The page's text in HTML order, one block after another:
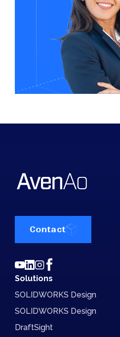
Contact
Solutions
SOLIDWORKS Design
SOLIDWORKS Design
DraftSight